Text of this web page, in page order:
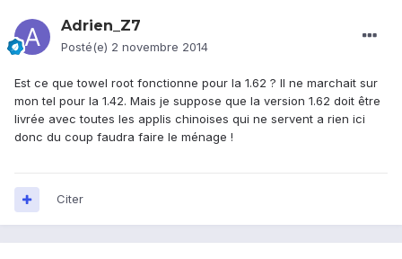
Adrien_Z7
Posté(e) 2 novembre 2014
Est ce que towel root fonctionne pour la 1.62 ? Il ne marchait sur
mon tel pour la 1.42. Mais je suppose que la version 1.62 doit être
livrée avec toutes les applis chinoises qui ne servent a rien ici
donc du coup faudra faire le ménage !
Citer